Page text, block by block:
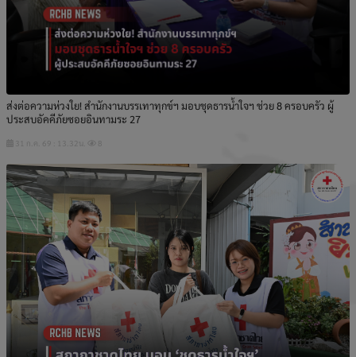
ส่งต่อความห่วงใย! สำนักงานบรรเทาทุกข์ฯ มอบชุดธารน้ำใจฯ ช่วย 8 ครอบครัว ผู้
ประสบอัคคีภัยซอยอินทามระ 27
31 ก.ค. 69 : 13.32น. 8